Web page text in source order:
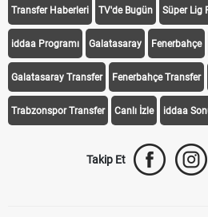
iddaa Programı Galatasaray Fenerbahçe
Galatasaray Transfer Fenerbahçe Transfer
Trabzonspor Transfer Canlı İzle iddaa
Takip Et